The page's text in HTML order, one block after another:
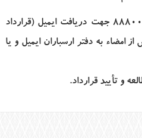
جهت دریافت ایمیل (قرارداد
امضاء به دفتر ارسباران ایمیل و یا
و تأیید قرارداد.